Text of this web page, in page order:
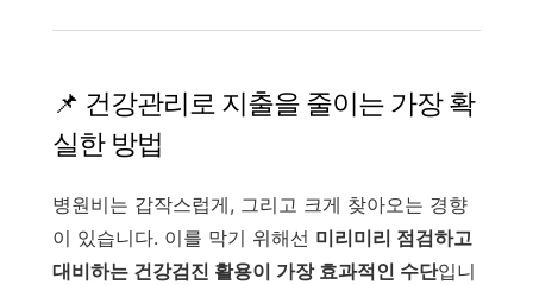
📌 건강관리로 지출을 줄이는 가장 확
실한 방법
병원비는 갑작스럽게, 그리고 크게 찾아오는 경향
이 있습니다. 이를 막기 위해선 미리미리 점검하고
대비하는 건강검진 활용이 가장 효과적인 수단입니